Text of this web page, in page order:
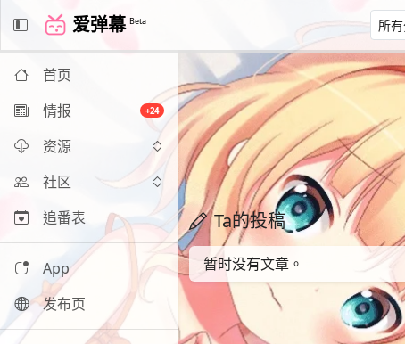
爱弹幕 Beta
首页
情报
+24
资源
社区
追番表
App
发布页
Ta的投稿
暂时没有文章。